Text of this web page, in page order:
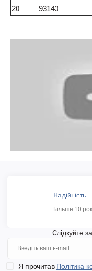
20
93140
Надійність
Більше 10
Слідкуйте
Я прочитав Політика